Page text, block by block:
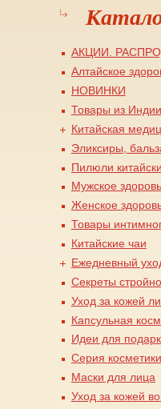
АКЦИИ.
Алтайское
НОВИНКИ
Товары из
Китайская
Эликсиры,
Пилюли
Мужское
Женское
Товары
Китайские чаи
Ежедневный
Секреты
Уход за кожей
Капсульная
Идеи для
Серия
Маски для лица
Уход за кожей